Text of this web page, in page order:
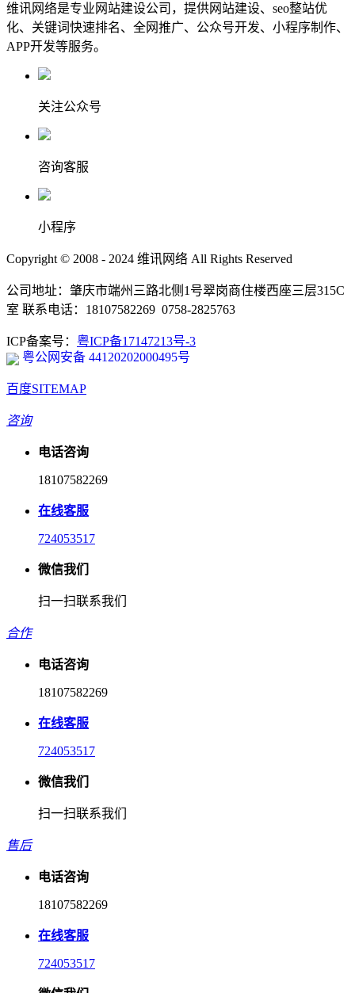
维讯网络是专业网站建设公司，提供网站建设、seo整站优
化、关键词快速排名、全网推广、公众号开发、小程序制作、
APP开发等服务。
关注公众号
咨询客服
小程序
Copyright © 2008 - 2024 维讯网络 All Rights Reserved
公司地址：肇庆市端州三路北侧1号翠岗商住楼西座三层315C
室 联系电话：18107582269 0758-2825763
ICP备案号： 粤ICP备17147213号-3
粤公网安备 44120202000495号
百度SITEMAP
咨询
电话咨询
18107582269
在线客服
724053517
微信我们
扫一扫联系我们
合作
电话咨询
18107582269
在线客服
724053517
微信我们
扫一扫联系我们
售后
电话咨询
18107582269
在线客服
724053517